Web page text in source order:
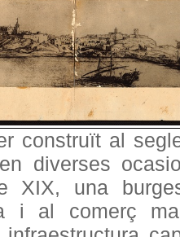
construït al
diverses
XIX, una
i al comerç